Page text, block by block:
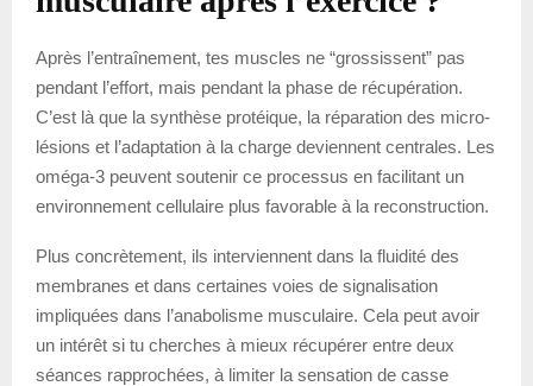
Après l’entraînement, tes muscles ne “grossissent” pas
pendant l’effort, mais pendant la phase de récupération.
C’est là que la synthèse protéique, la réparation des micro-
lésions et l’adaptation à la charge deviennent centrales. Les
oméga-3 peuvent soutenir ce processus en facilitant un
environnement cellulaire plus favorable à la reconstruction.
Plus concrètement, ils interviennent dans la fluidité des
membranes et dans certaines voies de signalisation
impliquées dans l’anabolisme musculaire. Cela peut avoir
un intérêt si tu cherches à mieux récupérer entre deux
séances rapprochées, à limiter la sensation de casse